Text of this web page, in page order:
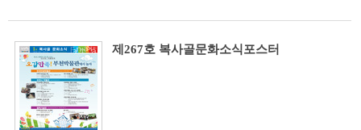
제267호 복사골문화소식포스터